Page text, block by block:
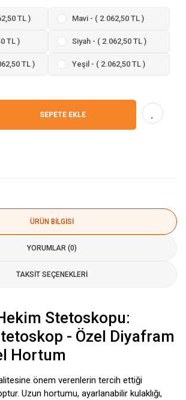
TL ) Mavi - ( 2.062,50 TL )
TL ) Siyah - ( 2.062,50 TL )
TL ) Yeşil - ( 2.062,50 TL )
SEPETE EKLE
ÜRÜN BILGISI
YORUMLAR (0)
TAKSIT SEÇENEKLERI
Stetoskopu:
- Özel Diyafram
Hortum
önem verenlerin tercih ettiği
Uzun hortumu, ayarlanabilir kulaklığı,